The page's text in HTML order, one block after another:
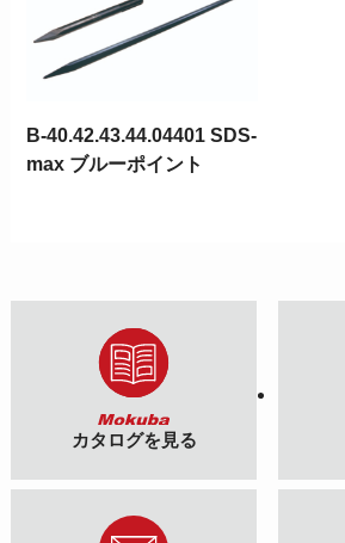
B-40.42.43.44.04401 SDS-
max ブルーポイント
カタログを見る